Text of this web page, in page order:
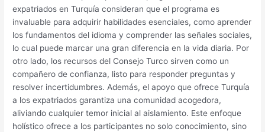
expatriados en Turquía consideran que el programa es
invaluable para adquirir habilidades esenciales, como aprender
los fundamentos del idioma y comprender las señales sociales,
lo cual puede marcar una gran diferencia en la vida diaria. Por
otro lado, los recursos del Consejo Turco sirven como un
compañero de confianza, listo para responder preguntas y
resolver incertidumbres. Además, el apoyo que ofrece Turquía
a los expatriados garantiza una comunidad acogedora,
aliviando cualquier temor inicial al aislamiento. Este enfoque
holístico ofrece a los participantes no solo conocimiento, sino